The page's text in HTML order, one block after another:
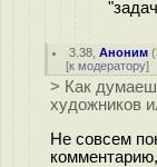
3.38 ,Аноним (
[к модератору]
> Как
художников
Не совсем